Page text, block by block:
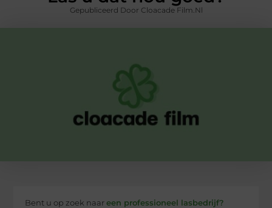
Gepubliceerd Door Cloacade Film.nl
Bent u op zoek naareen professioneel lasbedrijf?